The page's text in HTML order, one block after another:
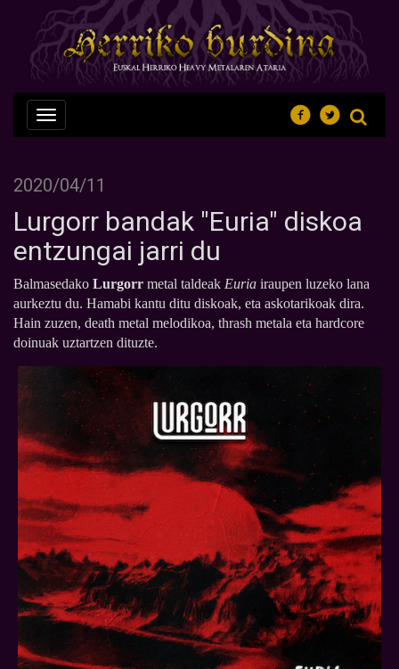
Nabegazioa
ireki
2020/04/11
Lurgorr bandak "Euria" diskoa
entzungai jarri du
Balmasedako Lurgorr metal taldeak Euria iraupen luzeko lana
aurkeztu du. Hamabi kantu ditu diskoak, eta askotarikoak dira.
Hain zuzen, death metal melodikoa, thrash metala eta hardcore
doinuak uztartzen dituzte.